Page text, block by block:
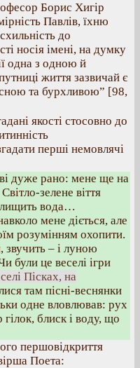
Борис Хигір
Павлів, їхню
до
носія імені, на думку
одна з одною й
життя зазвичай є
та бурхливою” [98,
якості стосовно до
перші немовлячі
дуже рано: мене ще на
зелене віття
вода…
мене діється, але
розумінням охопити.
звучить – і луною
були це веселі ігри
Пісках, на
там пісні-веснянки
одне вловлював: рух
гілок, блиск і воду, що
першовідкриття
Поета: